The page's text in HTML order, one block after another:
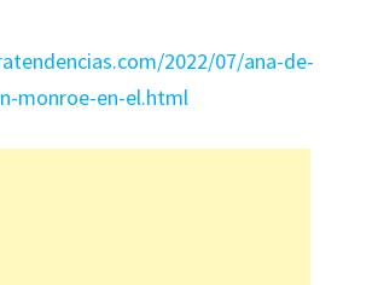
2022/07/ana-de-
monroe-en-el.html